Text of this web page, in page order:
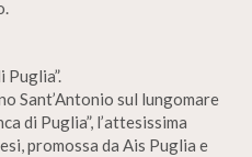
Puglia”.
Sant’Antonio sul lungomare
di Puglia”, l’attesissima
promossa da Ais Puglia e